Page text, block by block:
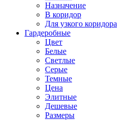
Назначение
В коридор
Для узкого коридора
Гардеробные
Цвет
Белые
Светлые
Серые
Темные
Цена
Элитные
Дешевые
Размеры